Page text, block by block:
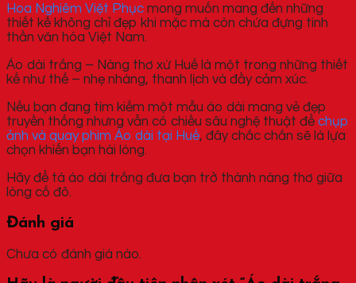
Hoa Nghiêm Việt Phục mong muốn mang đến những
thiết kế không chỉ đẹp khi mặc mà còn chứa đựng tinh
thần văn hóa Việt Nam.
Áo dài trắng – Nàng thơ xứ Huế là một trong những thiết
kế như thế – nhẹ nhàng, thanh lịch và đầy cảm xúc.
Nếu bạn đang tìm kiếm một mẫu áo dài mang vẻ đẹp
truyền thống nhưng vẫn có chiều sâu nghệ thuật để chụp
ảnh và quay phim Áo dài tại Huế, đây chắc chắn sẽ là lựa
chọn khiến bạn hài lòng.
Hãy để tà áo dài trắng đưa bạn trở thành nàng thơ giữa
lòng cố đô.
Đánh giá
Chưa có đánh giá nào.